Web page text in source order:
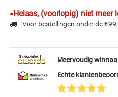
Helaas, (voorlopig) niet meer
Voor bestellingen onder de
Meervoudig
Echte